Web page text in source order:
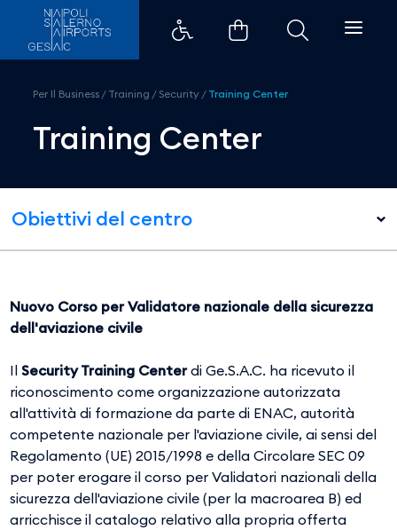
Training Center - Aeroporto di
Per Il Business / Training / Security / Training Center
Training Center
Obiettivi del centro
Nuovo Corso per Validatore nazionale della sicurezza
dell'aviazione civile
IlSecurity Training Centerdi Ge.S.A.C. ha ricevuto il
riconoscimento come organizzazione autorizzata
all'attività di formazione da parte di ENAC, autorità
competente nazionale per l'aviazione civile, ai sensi del
Regolamento (UE) 2015/1998 e della Circolare SEC 09
per poter erogare il corso per Validatori nazionali della
sicurezza dell'aviazione civile (per la macroarea B) ed
arricchisce il catalogo relativo alla propria offerta